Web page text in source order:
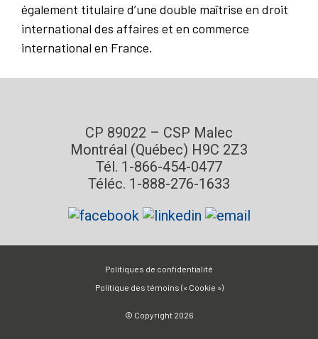
également titulaire d’une double maîtrise en droit
international des affaires et en commerce
international en France.
CP 89022 – CSP Malec
Montréal (Québec) H9C 2Z3
Tél. 1-866-454-0477
Téléc. 1-888-276-1633
Politiques de confidentialité
Politique des témoins (« Cookie »)
© Copyright 2026